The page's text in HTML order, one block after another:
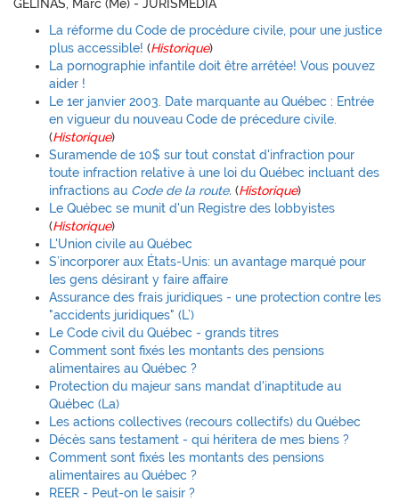
GÉLINAS, Marc (Me) - JURISMÉDIA
La réforme du Code de procédure civile, pour une justice
plus accessible! (Historique)
La pornographie infantile doit être arrêtée! Vous pouvez
aider !
Le 1er janvier 2003. Date marquante au Québec : Entrée
en vigueur du nouveau Code de précedure civile.
(Historique)
Suramende de 10$ sur tout constat d'infraction pour
toute infraction relative à une loi du Québec incluant des
infractions au Code de la route. (Historique)
Le Québec se munit d'un Registre des lobbyistes
(Historique)
L'Union civile au Québec
S’incorporer aux États-Unis: un avantage marqué pour
les gens désirant y faire affaire
Assurance des frais juridiques - une protection contre les
"accidents juridiques" (L’)
Le Code civil du Québec - grands titres
Comment sont fixés les montants des pensions
alimentaires au Québec ?
Protection du majeur sans mandat d'inaptitude au
Québec (La)
Les actions collectives (recours collectifs) du Québec
Décès sans testament - qui héritera de mes biens ?
Comment sont fixés les montants des pensions
alimentaires au Québec ?
REER - Peut-on le saisir ?